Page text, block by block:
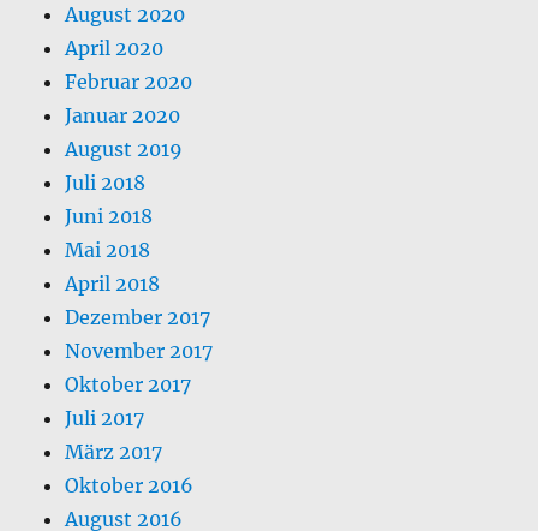
August 2020
April 2020
Februar 2020
Januar 2020
August 2019
Juli 2018
Juni 2018
Mai 2018
April 2018
Dezember 2017
November 2017
Oktober 2017
Juli 2017
März 2017
Oktober 2016
August 2016